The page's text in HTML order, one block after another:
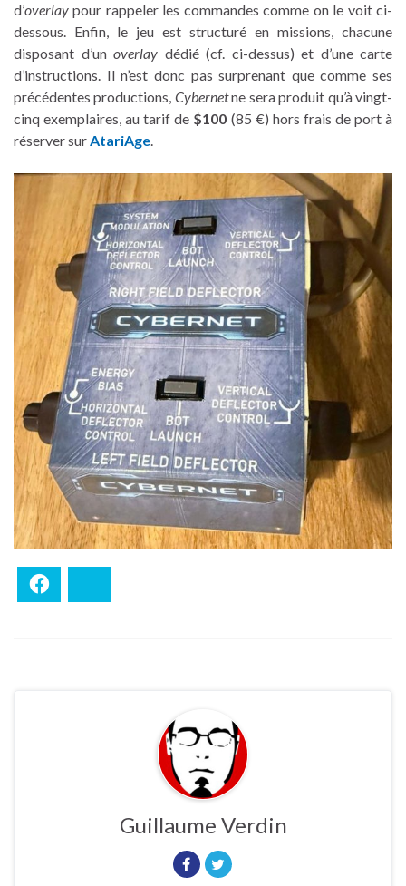
d’overlay pour rappeler les commandes comme on le voit ci-
dessous. Enfin, le jeu est structuré en missions, chacune
disposant d’un overlay dédié (cf. ci-dessus) et d’une carte
d’instructions. Il n’est donc pas surprenant que comme ses
précédentes productions, Cybernetne sera produit qu’à vingt-
cinq exemplaires, au tarif de $100 (85 €) hors frais de port à
réserver surAtariAge.
Guillaume Verdin